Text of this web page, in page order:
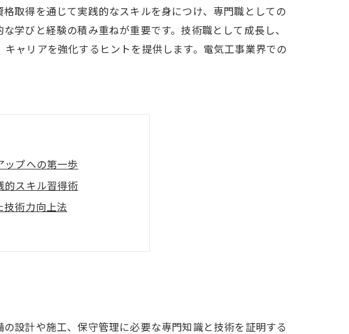
取得を通じて実践的なスキルを身につけ、専門職としての
学びと経験の積み重ねが重要です。技術職として成長し、
ャリアを強化するヒントを提供します。電気工事業界での
ップへの第一歩
的スキル習得術
技術力向上法
戦と成長の秘訣
経験が切り拓く新たな道
のバランスとは？
設計や施工、保守管理に必要な専門知識と技術を証明する